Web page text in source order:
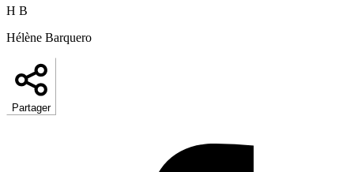
H B
Hélène Barquero
Partager